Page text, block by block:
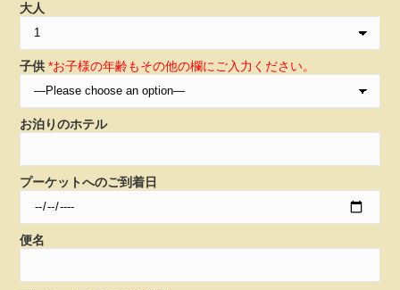
大人
子供 *お子様の年齢もその他の欄にご入力ください。
お泊りのホテル
プーケットへのご到着日
便名